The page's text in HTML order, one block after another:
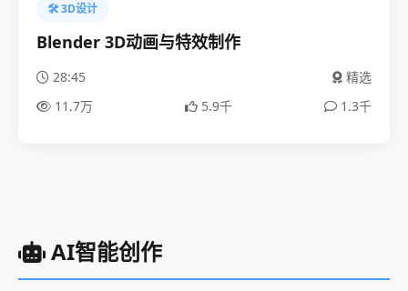
🛠️ 3D设计
Blender 3D动画与特效制作
28:45
精选
11.7万
5.9千 1.3千
AI智能创作